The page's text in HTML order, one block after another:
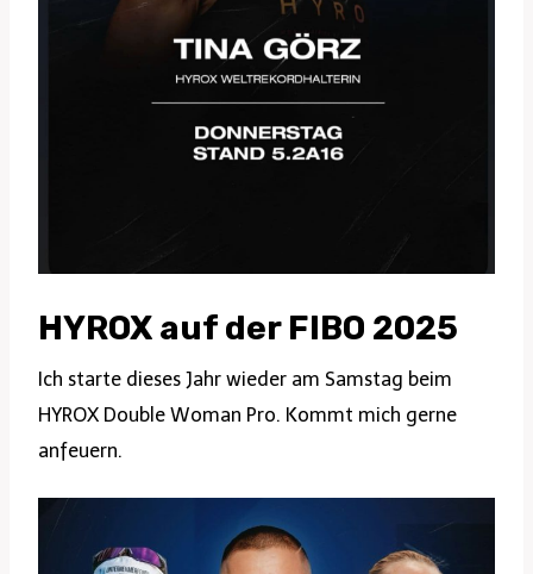
HYROX auf der FIBO 2025
Ich starte dieses Jahr wieder am Samstag beim
HYROX Double Woman Pro. Kommt mich gerne
anfeuern.